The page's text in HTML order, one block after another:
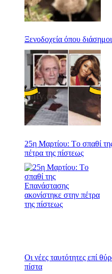
Ξενοδοχεία όπου
25η Μαρτίου: Tο σπαθί
πέτρα της πίστεως
Οι νέες ταυτότητες επί
πίστα